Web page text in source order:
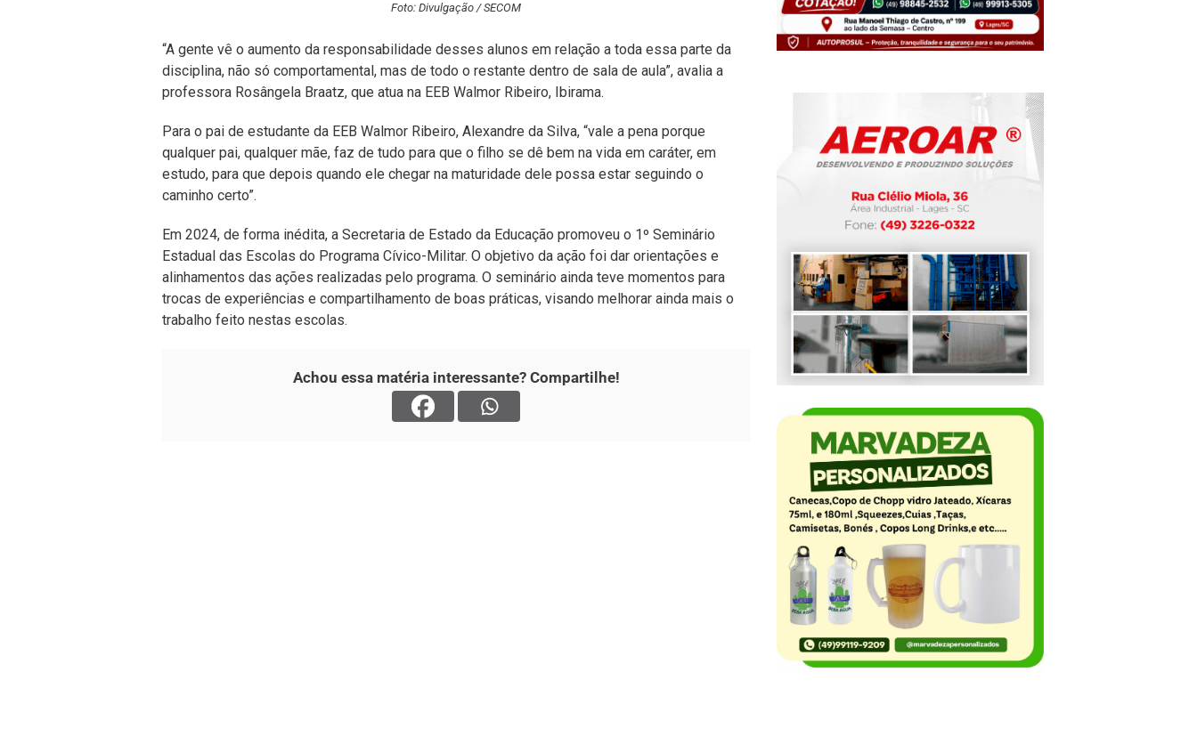
Foto: Divulgação / SECOM
“A gente vê o aumento da responsabilidade desses alunos em relação a toda essa parte da
disciplina, não só comportamental, mas de todo o restante dentro de sala de aula”, avalia a
professora Rosângela Braatz, que atua na EEB Walmor Ribeiro, Ibirama.
Para o pai de estudante da EEB Walmor Ribeiro, Alexandre da Silva, “vale a pena porque
qualquer pai, qualquer mãe, faz de tudo para que o filho se dê bem na vida em caráter, em
estudo, para que depois quando ele chegar na maturidade dele possa estar seguindo o
caminho certo”.
Em 2024, de forma inédita, a Secretaria de Estado da Educação promoveu o 1º Seminário
Estadual das Escolas do Programa Cívico-Militar. O objetivo da ação foi dar orientações e
alinhamentos das ações realizadas pelo programa. O seminário ainda teve momentos para
trocas de experiências e compartilhamento de boas práticas, visando melhorar ainda mais o
trabalho feito nestas escolas.
Achou essa matéria interessante? Compartilhe!